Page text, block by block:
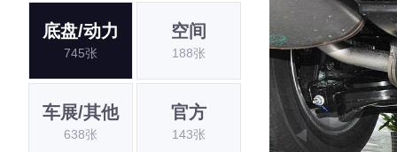
底盘/动力
745张
空间
188张
车展/其他
638张
官方
143张